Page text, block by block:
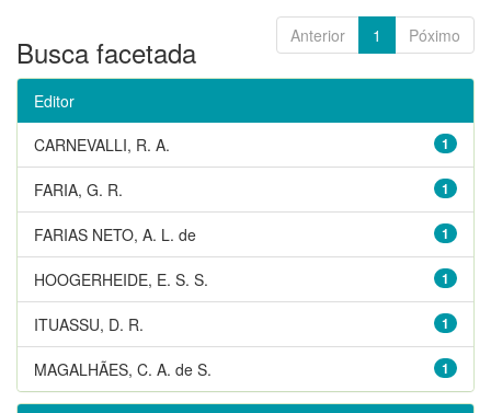
Anterior 1 Póximo
Busca facetada
Editor
1
CARNEVALLI, R. A.
1
FARIA, G. R.
1
FARIAS NETO, A. L. de
1
HOOGERHEIDE, E. S. S.
1
ITUASSU, D. R.
1
MAGALHÃES, C. A. de S.